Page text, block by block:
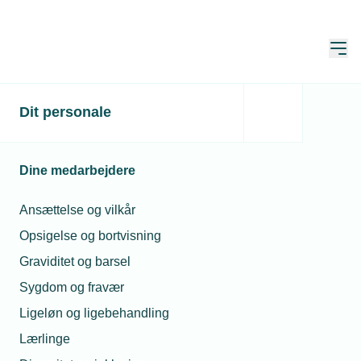
Dit personale
Dine medarbejdere
Ansættelse og vilkår
Opsigelse og bortvisning
Graviditet og barsel
Sygdom og fravær
Ligeløn og ligebehandling
Lærlinge
Nye regler om
løngennemsigtighed
træder senest i kraft i juni
Opdateret: 11. maj 2026
EU har vedtaget et nyt direktiv om
løngennemsigtighed, som senest i juni